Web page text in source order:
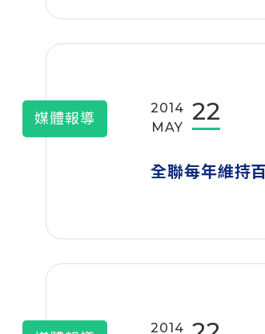
媒體報導
2014
MAY
22
全聯每年維持
2014